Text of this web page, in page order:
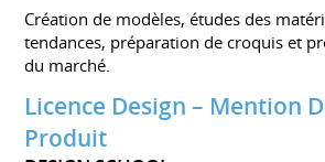
Création de modèles, études des
tendances, préparation de croquis et
du marché.
Licence Design – Mention
Produit